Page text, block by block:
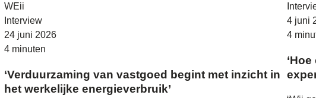
WEii
Interview
24 juni 2026
4 minuten
‘Verduurzaming van vastgoed begint met inzicht in
het werkelijke energieverbruik’
4 juni
4